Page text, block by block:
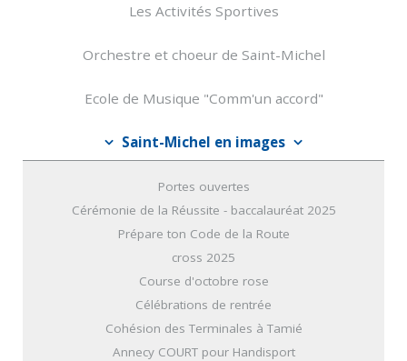
Les Activités Sportives
Orchestre et choeur de Saint-Michel
Ecole de Musique "Comm'un accord"
Saint-Michel en images
Portes ouvertes
Cérémonie de la Réussite - baccalauréat 2025
Prépare ton Code de la Route
cross 2025
Course d'octobre rose
Célébrations de rentrée
Cohésion des Terminales à Tamié
Annecy COURT pour Handisport